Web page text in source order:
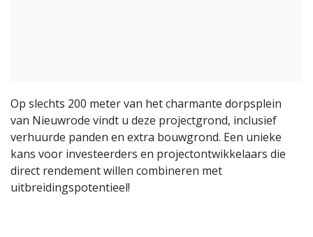
Op slechts 200 meter van het charmante dorpsplein
van Nieuwrode vindt u deze projectgrond, inclusief
verhuurde panden en extra bouwgrond. Een unieke
kans voor investeerders en projectontwikkelaars die
direct rendement willen combineren met
uitbreidingspotentieel!